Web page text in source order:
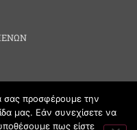
σας προσφέρουμε την
μας. Εάν συνεχίσετε να
πως είστε